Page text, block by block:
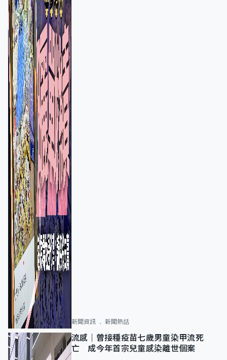
新聞資訊 新聞熱話
流感｜曾接種疫苗七歲男童染甲流死
亡 成今年首宗兒童感染離世個案